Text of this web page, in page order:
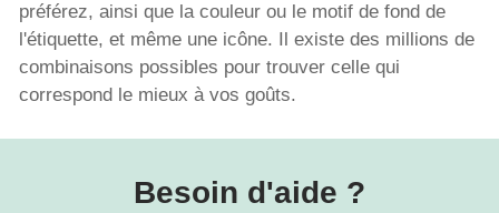
préférez, ainsi que la couleur ou le motif de fond de
l'étiquette, et même une icône. Il existe des millions de
combinaisons possibles pour trouver celle qui
correspond le mieux à vos goûts.
Besoin d'aide ?